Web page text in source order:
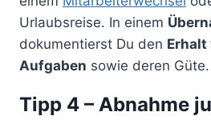
Urlaubsreise. In einem
dokumentierst Du den Erhalt
Aufgaben sowie deren Güte.
Tipp 4 – Abnahme